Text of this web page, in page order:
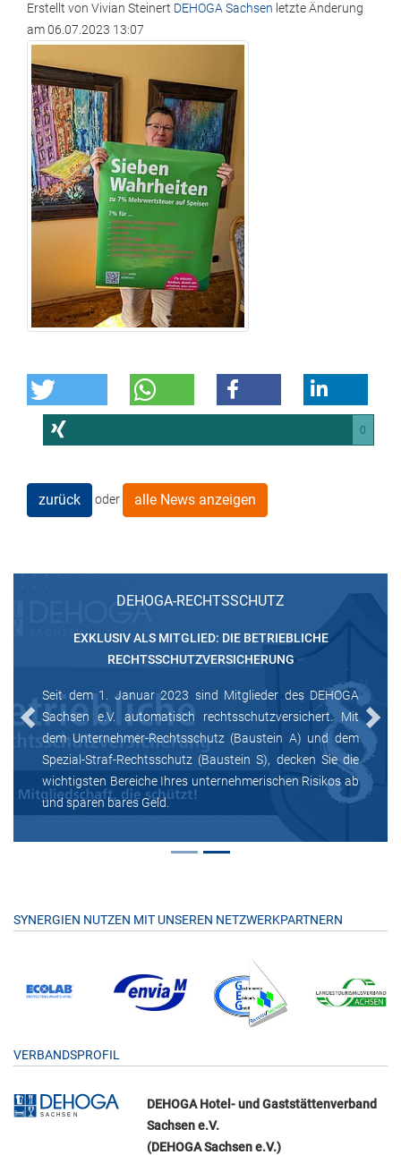
Erstellt von Vivian Steinert DEHOGA Sachsen letzte Änderung
am06.07.2023 13:07
0
zurück oder alle News anzeigen
DEHOGA-RECHTSSCHUTZ
EXKLUSIV ALS MITGLIED: DIE BETRIEBLICHE
RECHTSSCHUTZVERSICHERUNG
Seit dem 1. Januar 2023 sind Mitglieder des DEHOGA
Sachsen e.V. automatisch rechtsschutzversichert. Mit
dem Unternehmer-Rechtsschutz (Baustein A) und dem
Spezial-Straf-Rechtsschutz (Baustein S), decken Sie die
wichtigsten Bereiche Ihres unternehmerischen Risikos ab
und sparen bares Geld.
Previous Next
SYNERGIEN NUTZEN MIT UNSEREN NETZWERKPARTNERN
VERBANDSPROFIL
DEHOGA Hotel- und Gaststättenverband
Sachsen e.V.
(DEHOGA Sachsen e.V.)